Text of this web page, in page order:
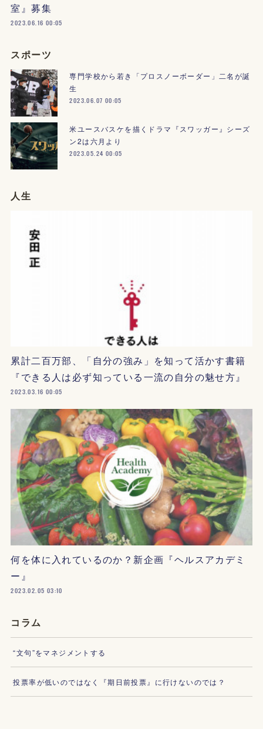
室』募集
2023.06.16 00:05
スポーツ
専門学校から若き「プロスノーボーダー」二名が誕
生
2023.06.07 00:05
米ユースバスケを描くドラマ『スワッガー』シーズ
ン2は六月より
2023.05.24 00:05
人生
累計二百万部、「自分の強み」を知って活かす書籍
『できる人は必ず知っている一流の自分の魅せ方』
2023.03.16 00:05
何を体に入れているのか？新企画『ヘルスアカデミ
ー』
2023.02.05 03:10
コラム
“文句”をマネジメントする
投票率が低いのではなく『期日前投票』に行けないのでは？